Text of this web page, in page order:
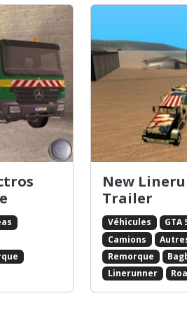
New
Trailer
Véhicules
GTA
Camions
Remorque
Linerunner